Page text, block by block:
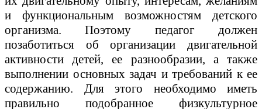
и функциональным возможностям детского
организма. Поэтому педагог должен
позаботиться об организации двигательной
активности детей, ее разнообразии, а также
выполнении основных задач и требований к ее
содержанию. Для этого необходимо иметь
правильно подобранное физкультурное